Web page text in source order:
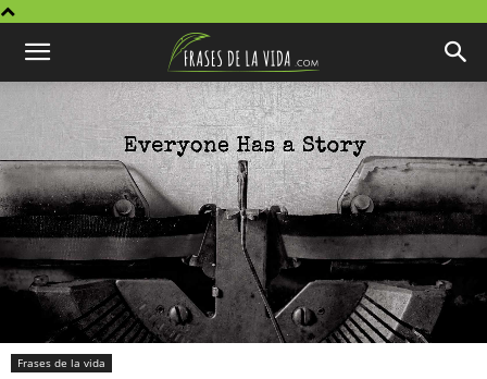
Frases de la vida